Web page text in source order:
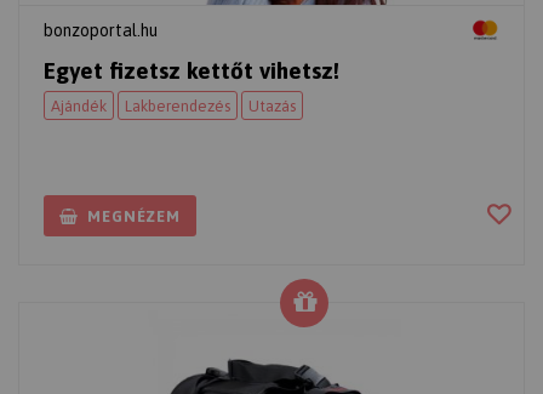
bonzoportal.hu
Egyet fizetsz kettőt vihetsz!
Ajándék Lakberendezés Utazás
MEGNÉZEM